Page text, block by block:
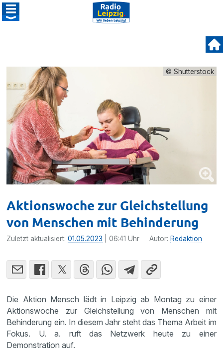
© Shutterstock
Aktionswoche zur Gleichstellung
von Menschen mit Behinderung
Zuletzt aktualisiert:01.05.2023 | 06:41 Uhr Autor: Redaktion
Die Aktion Mensch lädt in Leipzig ab Montag zu einer
Aktionswoche zur Gleichstellung von Menschen mit
Behinderung ein. In diesem Jahr steht das Thema Arbeit im
Fokus. U. a. ruft das Netzwerk heute zu einer
Demonstration auf.